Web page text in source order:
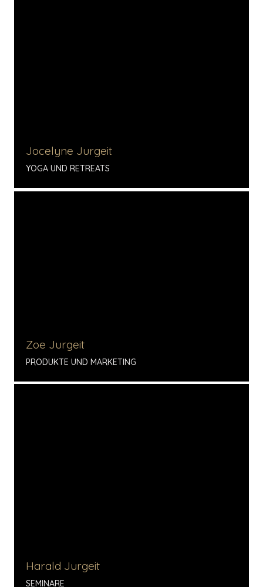
Jocelyne Jurgeit
YOGA UND RETREATS
Zoe Jurgeit
PRODUKTE UND MARKETING
Harald Jurgeit
SEMINARE